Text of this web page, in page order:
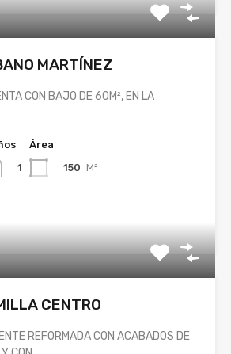
MARTÍNEZ
CON BAJO DE 60M², EN LA
1
Área
150 M²
CENTRO
REFORMADA CON ACABADOS DE